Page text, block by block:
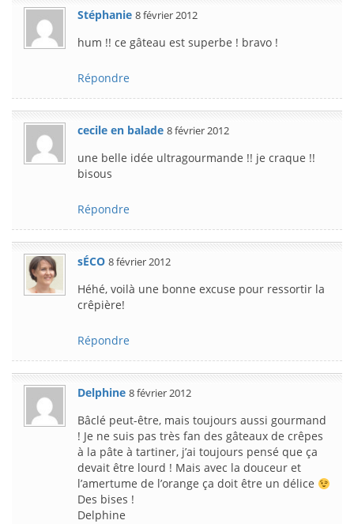
Stéphanie 8 février 2012
hum !! ce gâteau est superbe ! bravo !
Répondre
cecile en balade 8 février 2012
une belle idée ultragourmande !! je craque !!
bisous
Répondre
sÉCO 8 février 2012
Héhé, voilà une bonne excuse pour ressortir la
crêpière!
Répondre
Delphine 8 février 2012
Bâclé peut-être, mais toujours aussi gourmand
! Je ne suis pas très fan des gâteaux de crêpes
à la pâte à tartiner, j’ai toujours pensé que ça
devait être lourd ! Mais avec la douceur et
l’amertume de l’orange ça doit être un délice
Des bises !
Delphine